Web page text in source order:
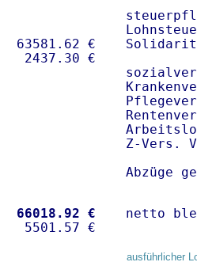
€
Z-Vers.
Abzüge
66018.92 €
netto
ausführlicher